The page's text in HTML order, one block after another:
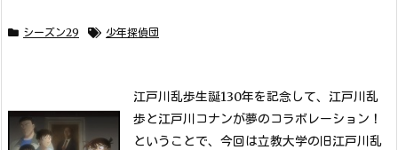
シーズン29 少年探偵団
江戸川乱歩生誕130年を記念して、江戸川乱
歩と江戸川コナンが夢のコラボレーション！
ということで、今回は立教大学の旧江戸川乱